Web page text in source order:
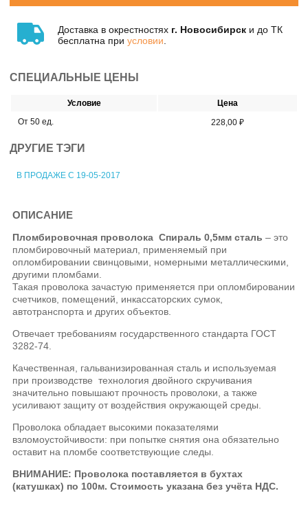
Доставка в окрестностях г. Новосибирск и до ТК
бесплатна при условии
СПЕЦИАЛЬНЫЕ ЦЕНЫ
Условие
Цена
От 50 ед.
228,00 ₽
ДРУГИЕ ТЭГИ
В ПРОДАЖЕ С 19-05-2017
ОПИСАНИЕ
Пломбировочная проволока Спираль 0,5мм сталь – это
пломбировочный материал, применяемый при
опломбировании свинцовыми, номерными металлическими,
другими пломбами.
Такая проволока зачастую применяется при опломбировании
счетчиков, помещений, инкассаторских сумок,
автотранспорта и других объектов.
Отвечает требованиям государственного стандарта ГОСТ
3282-74.
Качественная, гальванизированная сталь и используемая
при производстве технология двойного скручивания
значительно повышают прочность проволоки, а также
усиливают защиту от воздействия окружающей среды.
Проволока обладает высокими показателями
взломоустойчивости: при попытке снятия она обязательно
оставит на пломбе соответствующие следы.
ВНИМАНИЕ: Проволока поставляется в бухтах
(катушках) по 100м. Стоимость указана без учёта НДС.